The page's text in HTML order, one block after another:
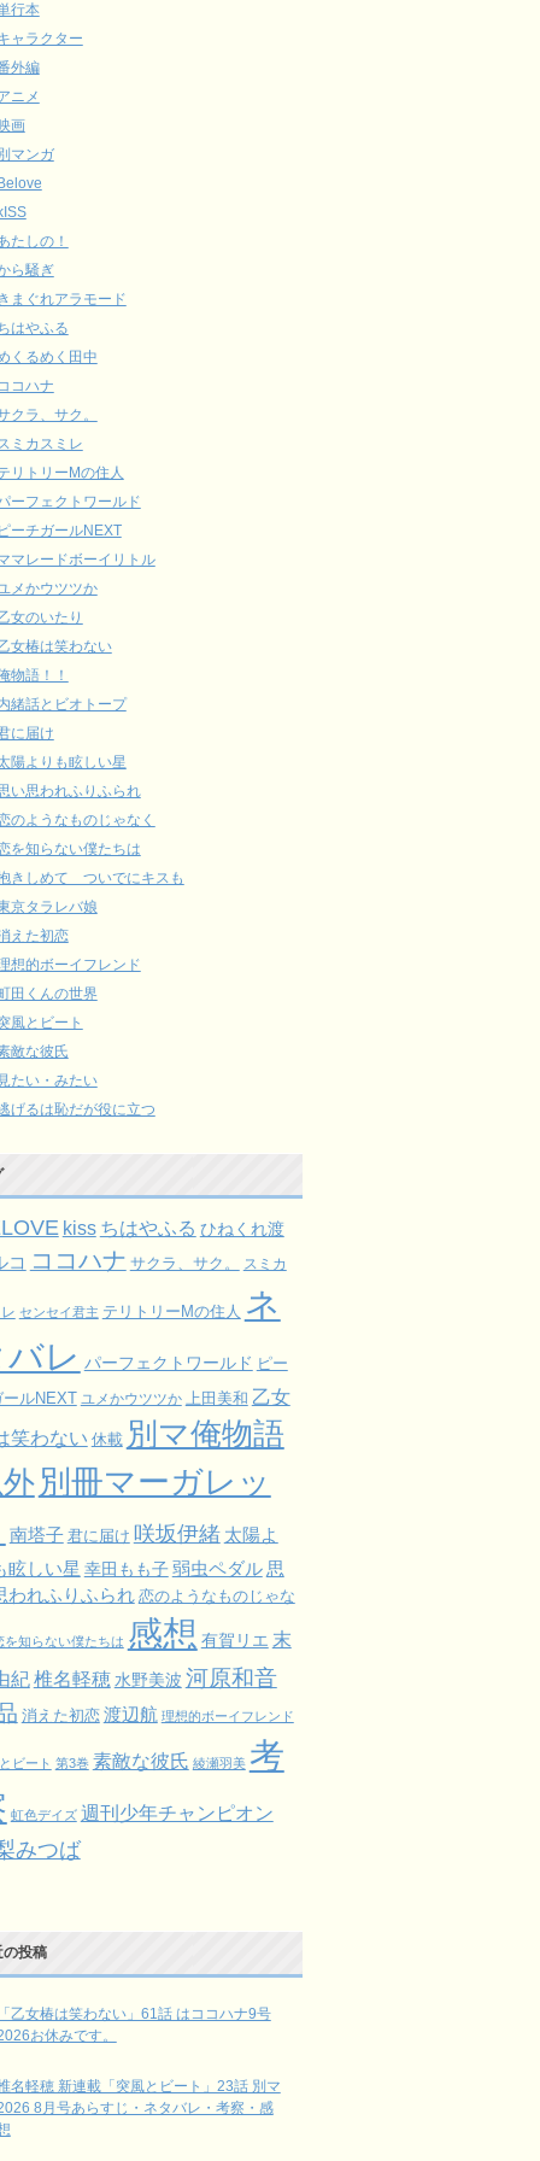
行本
ャラクター
外編
ニメ
画
マンガ
たしの！
ら騒ぎ
きまぐれアラモード
はやふる
くるめく田中
ココハナ
クラ、サク。
スミカスミレ
リトリーMの住人
ーフェクトワールド
ピーチガールNEXT
マレードボーイリトル
ユメかウツツか
女のいたり
女椿は笑わない
物語！！
緒話とビオトープ
に届け
陽よりも眩しい星
い思われふりふられ
のようなものじゃなく
を知らない僕たちは
きしめて ついでにキスも
京タラレバ娘
えた初恋
想的ボーイフレンド
田くんの世界
風とビート
敵な彼氏
見たい・みたい
げるは恥だが役に立つ
kiss ちはやふる ひねくれ渡
コ ココハナ サクラ、サク。 スミカ
センセイ君主 テリトリーMの住人 ネ
バレ パーフェクトワールド ピー
ールNEXT ユメかウツツか 上田美和 乙女
笑わない 休載 別マ俺物語
別冊マーガレッ
南塔子 君に届け 咲坂伊緒 太陽よ
眩しい星 幸田もも子 弱虫ペダル 思
われふりふられ 恋のようなものじゃな
を知らない僕たちは 感想 有賀リエ 末
紀椎名軽穂 水野美波 河原和音
消えた初恋 渡辺航 理想的ボーイフレンド
ビート 第3巻 素敵な彼氏 綾瀬羽美 考
虹色デイズ 週刊少年チャンピオン
みつば
の投稿
「乙女椿は笑わない」61話 はココハナ9号
お休みです。
名軽穂 新連載「突風とビート」23話 別マ
8月号あらすじ・ネタバレ・考察・感